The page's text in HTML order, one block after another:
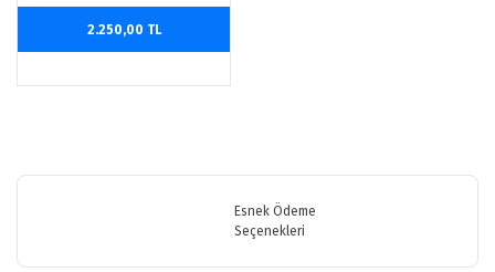
2.250,00 TL
Esnek Ödeme
Seçenekleri